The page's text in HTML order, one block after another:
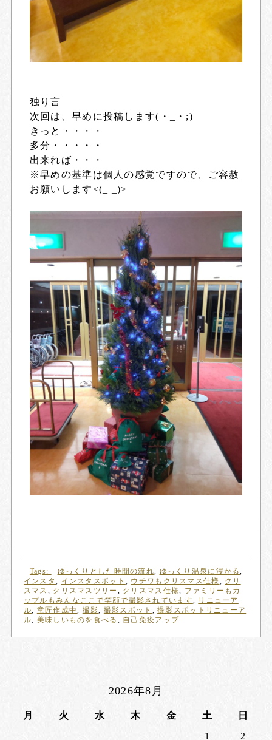
独り言
次回は、早めに投稿します(・_・;)
きっと・・・・
多分・・・・・
出来れば・・・
※早めの基準は個人の感覚ですので、ご容赦
お願いします<(_ _)>
Tags: ゆっくりとした時間の流れ, ゆっくり温泉に浸かる,
インスタ, インスタスポット , ウチワもクリスマス仕様 , クリ
スマス , クリスマスツリー , クリスマス仕様, ファミリーもカ
ップルもみんなここで笑顔で撮影されています, リニューア
ル, 意匠作成中, 撮影, 撮影スポット ,撮影スポットリニューア
ル, 美味しいものを食べる , 自己免疫アップ
2026年8月
月 火 水 木 金 土
日
1
2